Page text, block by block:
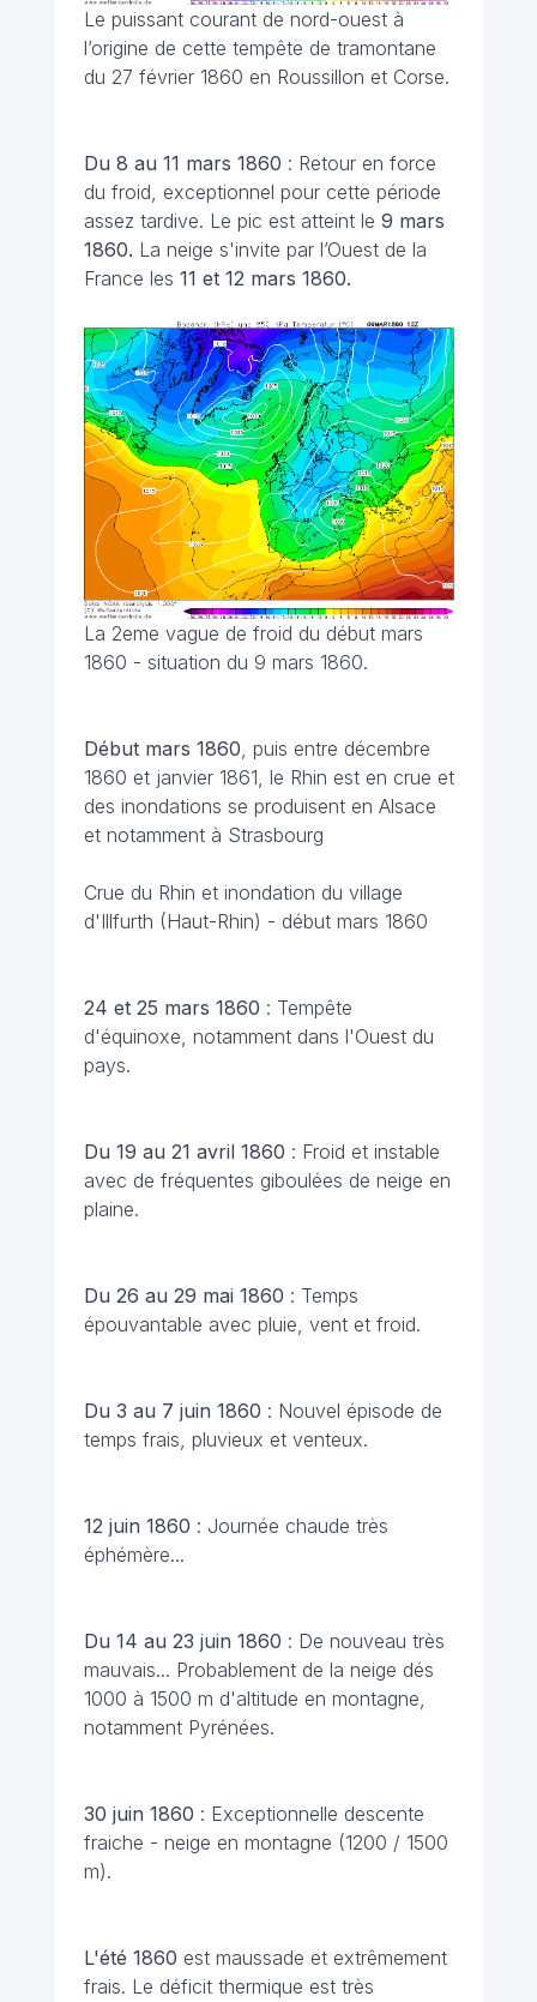
Le puissant courant de nord-ouest à
l’origine de cette tempête de tramontane
du 27 février 1860 en Roussillon et Corse.
Du 8 au 11 mars 1860 : Retour en force
du froid, exceptionnel pour cette période
assez tardive. Le pic est atteint le 9 mars
1860. La neige s'invite par l’Ouest de la
France les 11 et 12 mars 1860.
La 2eme vague de froid du début mars
1860 - situation du 9 mars 1860.
Début mars 1860, puis entre décembre
1860 et janvier 1861, le Rhin est en crue et
des inondations se produisent en Alsace
et notamment à Strasbourg
Crue du Rhin et inondation du village
d'Illfurth (Haut-Rhin) - début mars 1860
24 et 25 mars 1860 : Tempête
d'équinoxe, notamment dans l'Ouest du
pays.
Du 19 au 21 avril 1860 : Froid et instable
avec de fréquentes giboulées de neige en
plaine.
Du 26 au 29 mai 1860 : Temps
épouvantable avec pluie, vent et froid.
Du 3 au 7 juin 1860 : Nouvel épisode de
temps frais, pluvieux et venteux.
12 juin 1860 : Journée chaude très
éphémère...
Du 14 au 23 juin 1860 : De nouveau très
mauvais... Probablement de la neige dés
1000 à 1500 m d'altitude en montagne,
notamment Pyrénées.
30 juin 1860 : Exceptionnelle descente
fraiche - neige en montagne (1200 / 1500
m).
L'été 1860 est maussade et extrêmement
frais. Le déficit thermique est très